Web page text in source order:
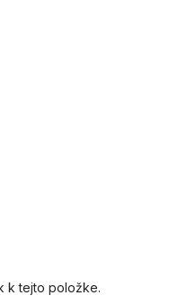
k tejto položke.